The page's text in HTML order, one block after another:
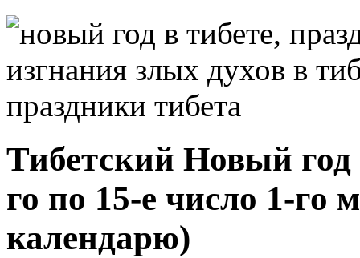
Тибетский Новый год
го по 15-е число 1-го
календарю)